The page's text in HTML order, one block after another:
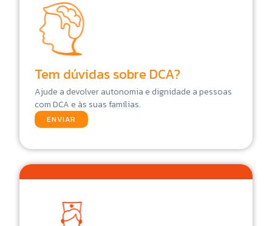
Tem dúvidas sobre DCA?
Ajude a devolver autonomia e dignidade a pessoas
com DCA e às suas famílias.
ENVIAR